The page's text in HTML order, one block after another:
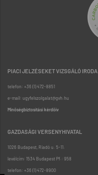
PIACI JELZÉSEKET VIZSGÁLÓ IRODA
telefon: +36 (1) 472-8851
e-mail: ugyfelszolgalat@gvh.hu
Minőségbiztosítási kérdőív
GAZDASÁGI VERSENYHIVATAL
1026 Budapest, Riadó u. 5-11.
levélcím: 1534 Budapest Pf.: 958
telefon: +36 (1) 472-8900